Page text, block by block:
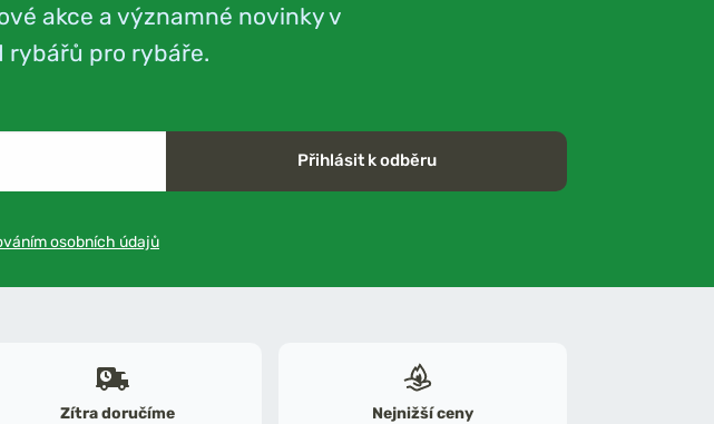
akce a významné novinky v
rybářů pro rybáře.
Přihlásit k odběru
osobních údajů
Zítra doručíme
Nejnižší ceny